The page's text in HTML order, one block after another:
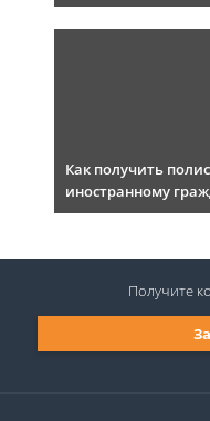
Как получить
иностранному
Получите